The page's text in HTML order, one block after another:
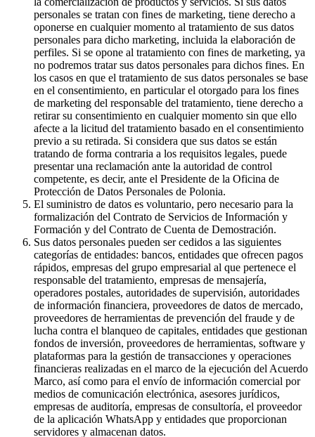
personales se tratan con fines de marketing, tiene derecho a
oponerse en cualquier momento al tratamiento de sus datos
personales para dicho marketing, incluida la elaboración de
perfiles. Si se opone al tratamiento con fines de marketing, ya
no podremos tratar sus datos personales para dichos fines. En
los casos en que el tratamiento de sus datos personales se base
en el consentimiento, en particular el otorgado para los fines
de marketing del responsable del tratamiento, tiene derecho a
retirar su consentimiento en cualquier momento sin que ello
afecte a la licitud del tratamiento basado en el consentimiento
previo a su retirada. Si considera que sus datos se están
tratando de forma contraria a los requisitos legales, puede
presentar una reclamación ante la autoridad de control
competente, es decir, ante el Presidente de la Oficina de
Protección de Datos Personales de Polonia.
El suministro de datos es voluntario, pero necesario para la
formalización del Contrato de Servicios de Información y
Formación y del Contrato de Cuenta de Demostración.
Sus datos personales pueden ser cedidos a las siguientes
categorías de entidades: bancos, entidades que ofrecen pagos
rápidos, empresas del grupo empresarial al que pertenece el
responsable del tratamiento, empresas de mensajería,
operadores postales, autoridades de supervisión, autoridades
de información financiera, proveedores de datos de mercado,
proveedores de herramientas de prevención del fraude y de
lucha contra el blanqueo de capitales, entidades que gestionan
fondos de inversión, proveedores de herramientas, software y
plataformas para la gestión de transacciones y operaciones
financieras realizadas en el marco de la ejecución del Acuerdo
Marco, así como para el envío de información comercial por
medios de comunicación electrónica, asesores jurídicos,
empresas de auditoría, empresas de consultoría, el proveedor
de la aplicación WhatsApp y entidades que proporcionan
servidores y almacenan datos.